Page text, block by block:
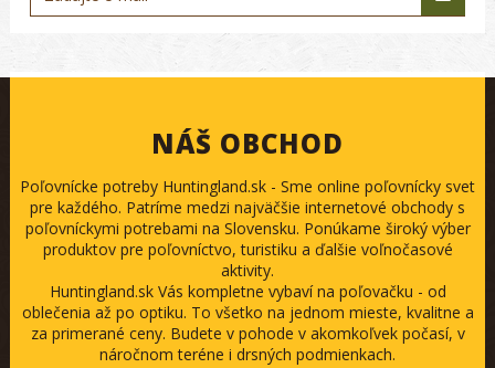
NÁŠ OBCHOD
Poľovnícke potreby Huntingland.sk - Sme online poľovnícky svet
pre každého. Patríme medzi najväčšie internetové obchody s
poľovníckymi potrebami na Slovensku. Ponúkame široký výber
produktov pre poľovníctvo, turistiku a ďalšie voľnočasové
aktivity.
Huntingland.sk Vás kompletne vybaví na poľovačku - od
oblečenia až po optiku. To všetko na jednom mieste, kvalitne a
za primerané ceny. Budete v pohode v akomkoľvek počasí, v
náročnom teréne i drsných podmienkach.